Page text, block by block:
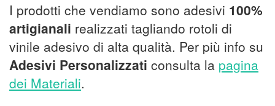
I prodotti che vendiamo sono adesivi 100%
artigianali realizzati tagliando rotoli di
vinile adesivo di alta qualità. Per più info su
Adesivi Personalizzati consulta la pagina
dei Materiali.